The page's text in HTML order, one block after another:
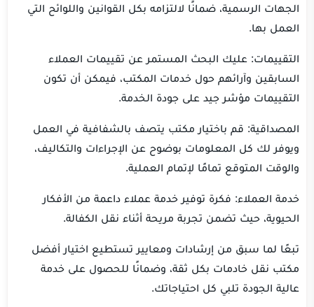
الجهات الرسمية، ضمانًا لالتزامه بكل القوانين واللوائح التي
العمل بها.
التقييمات: عليك البحث المستمر عن تقييمات العملاء
السابقين وآرائهم حول خدمات المكتب، فيمكن أن تكون
التقييمات مؤشر جيد على جودة الخدمة.
المصداقية: قم باختيار مكتب يتصف بالشفافية في العمل
ويوفر لك كل المعلومات بوضوح عن الإجراءات والتكاليف،
والوقت المتوقع تمامًا لإتمام العملية.
خدمة العملاء: فكرة توفير خدمة عملاء داعمة من الأفكار
الحيوية، حيث تضمن تجربة مريحة أثناء نقل الكفالة.
تبعًا لما سبق من إرشادات ومعايير تستطيع اختيار أفضل
مكتب نقل خادمات بكل ثقة، وضمانًا للحصول على خدمة
عالية الجودة تلبي كل احتياجاتك.